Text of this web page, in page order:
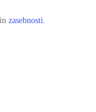
zasebnosti.